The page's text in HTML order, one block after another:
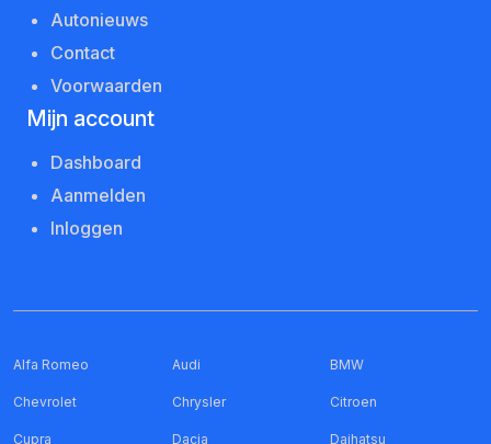
Autonieuws
Contact
Voorwaarden
Mijn account
Dashboard
Aanmelden
Inloggen
Alfa Romeo Audi BMW
Chevrolet Chrysler Citroen
Cupra Dacia Daihatsu